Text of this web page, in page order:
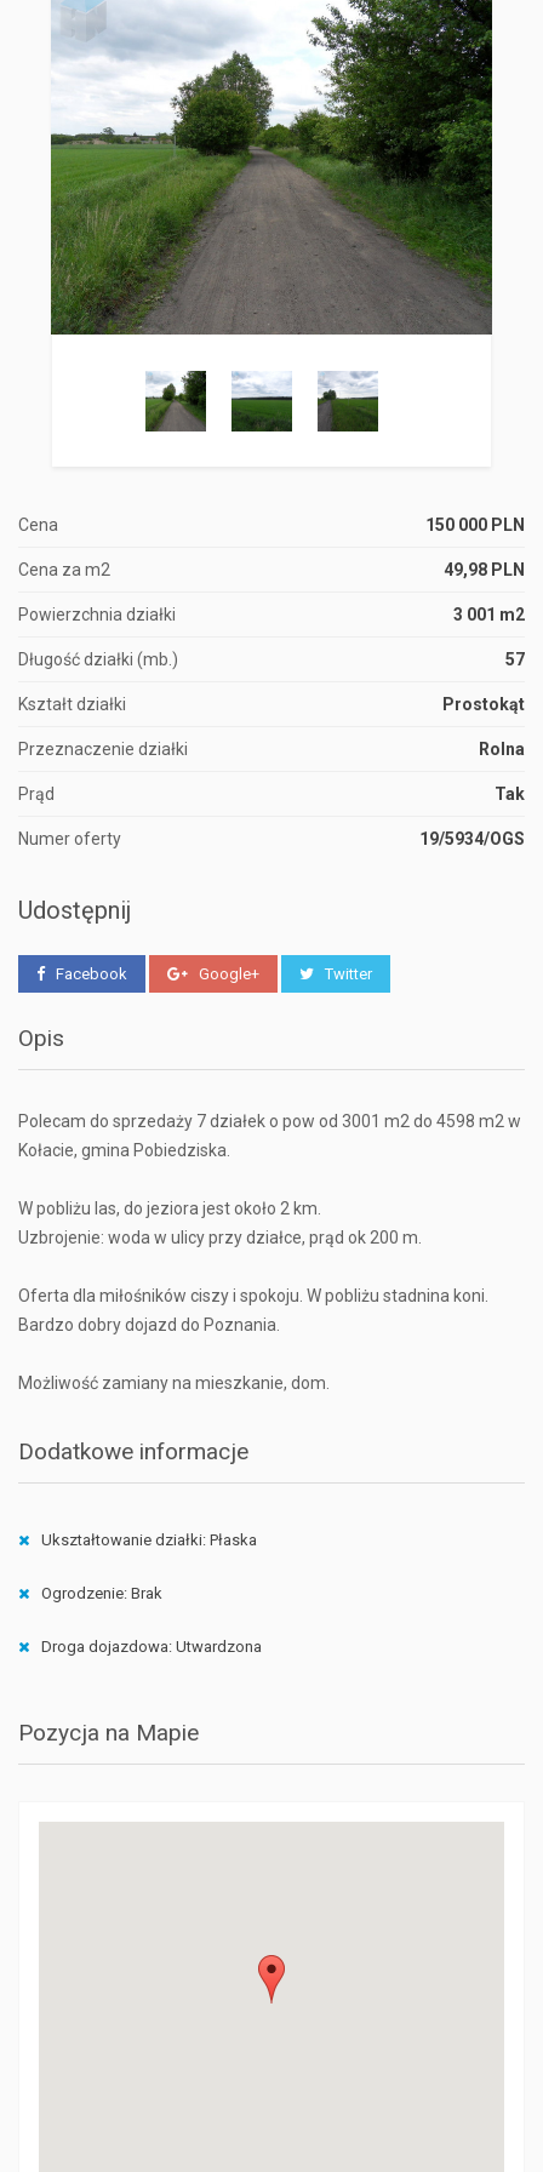
Cena 150 000 PLN
Cena za m2 49,98 PLN
Powierzchnia działki 3 001 m2
Długość działki (mb.) 57
Kształt działki Prostokąt
Przeznaczenie działki Rolna
Prąd Tak
Numer oferty 19/5934/OGS
Udostępnij
Facebook Google+ Twitter
Opis
Polecam do sprzedaży 7 działek o pow od 3001 m2 do 4598 m2 w
Kołacie, gmina Pobiedziska.
W pobliżu las, do jeziora jest około 2 km.
Uzbrojenie: woda w ulicy przy działce, prąd ok 200 m.
Oferta dla miłośników ciszy i spokoju. W pobliżu stadnina koni.
Bardzo dobry dojazd do Poznania.
Możliwość zamiany na mieszkanie, dom.
Dodatkowe informacje
Ukształtowanie działki: Płaska
Ogrodzenie: Brak
Droga dojazdowa: Utwardzona
Pozycja na Mapie